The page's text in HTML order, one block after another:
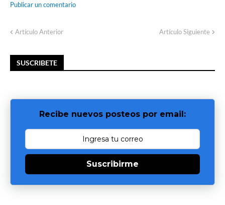
Publicar un comentario
Artículo Anterior Artículo Siguiente
SUSCRIBETE
Recibe nuevos posteos por email:
Suscribirme